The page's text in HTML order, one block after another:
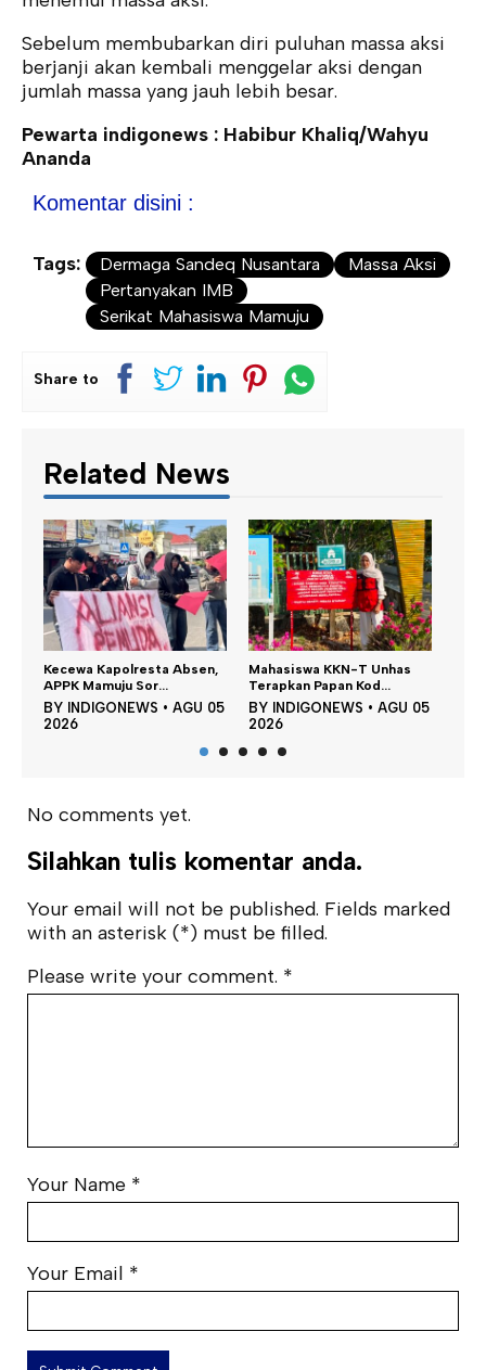
Sebelum membubarkan diri puluhan massa aksi
berjanji akan kembali menggelar aksi dengan
jumlah massa yang jauh lebih besar.
Pewarta indigonews : Habibur Khaliq/Wahyu
Ananda
Komentar disini :
Tags: Dermaga Sandeq Nusantara
Massa Aksi
Pertanyakan IMB
Serikat Mahasiswa Mamuju
Share to
Related News
Absen,
Sor...
•AGU 05
Mahasiswa KKN-T Unhas
Terapkan Papan Kod...
BYINDIGONEWS •AGU 05
Satu DPO
SPBU Tapalang
BYINDIGONEWS
No comments yet.
Silahkan tulis komentar anda.
Your email will not be published. Fields marked
with an asterisk (*) must be filled.
Please write your comment. *
Your Name *
Your Email *